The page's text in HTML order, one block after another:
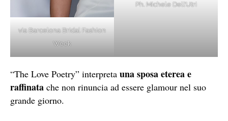
via Barcelona Bridal Fashion
Week
Ph. Michele Dell’Utri
“The Love Poetry” interpreta una sposa eterea e
raffinata che non rinuncia ad essere glamour nel suo
grande giorno.